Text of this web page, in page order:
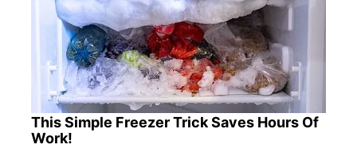
This Simple Freezer Trick Saves Hours Of
Work!